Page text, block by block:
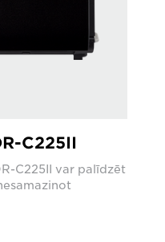
C225II
C225II var palīdzēt